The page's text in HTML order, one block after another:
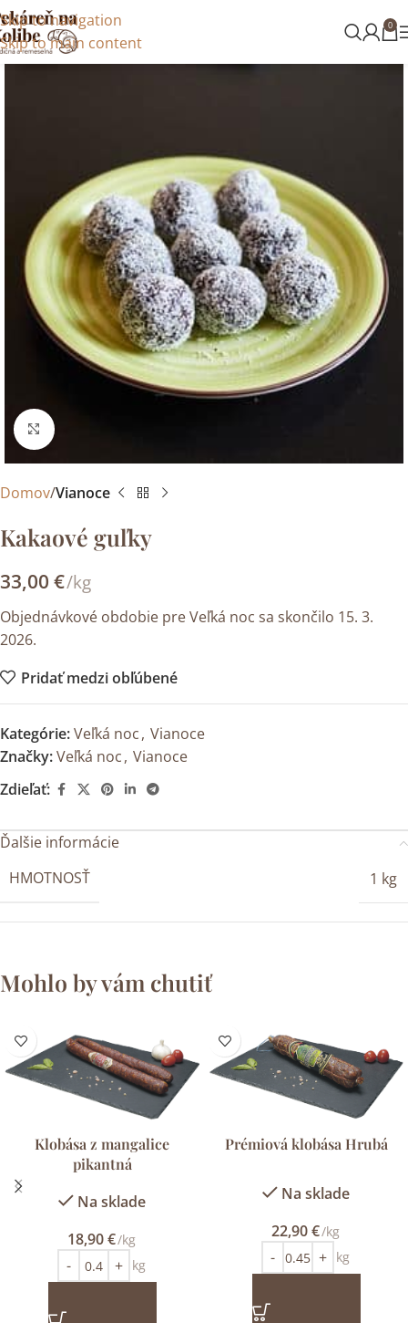
Skip to navigation
Skip to main content
0
Kliknite sem ak chcete zväčšiť
Domov Vianoce
Kakaové guľky
33,00 €/kg
Objednávkové obdobie pre Veľká noc sa skončilo 15. 3.
2026.
Pridať medzi obľúbené
Kategórie:Veľká noc, Vianoce
Značky:Veľká noc, Vianoce
Zdieľať:
Ďalšie informácie
HMOTNOSŤ
1 kg
Mohlo by vám chutiť
Klobása z mangalice
pikantná
Na sklade
18,90€/kg
kg
Prémiová klobása Hrubá
Na sklade
22,90€/kg
kg